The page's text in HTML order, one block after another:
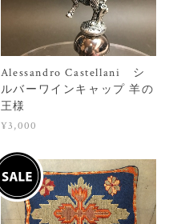
Alessandro Castellani シ
ルバーワインキャップ 羊の
王様
¥3,000